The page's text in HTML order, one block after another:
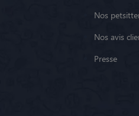
Nos
Nos avis
Presse